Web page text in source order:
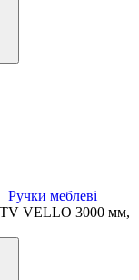
Ручки меблеві
VELLO 3000 мм,